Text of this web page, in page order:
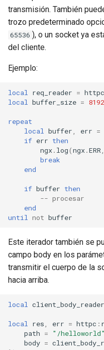
transmisión. También
trozo predeterminado
65536 ), o un socket ya
del cliente.
Ejemplo:
local req_reader = httpc
local
buffer_size = 8192
repeat
local
buffer err =
if err then
ngx. log(ngx.ERR
break
end
if buffer then
-- procesar
end
until
not buffer
Este iterador también se
campo body en los
transmitir el cuerpo de la
hacia arriba.
local client_body_reader
local res err = httpc :
path = "/helloworld"
body =